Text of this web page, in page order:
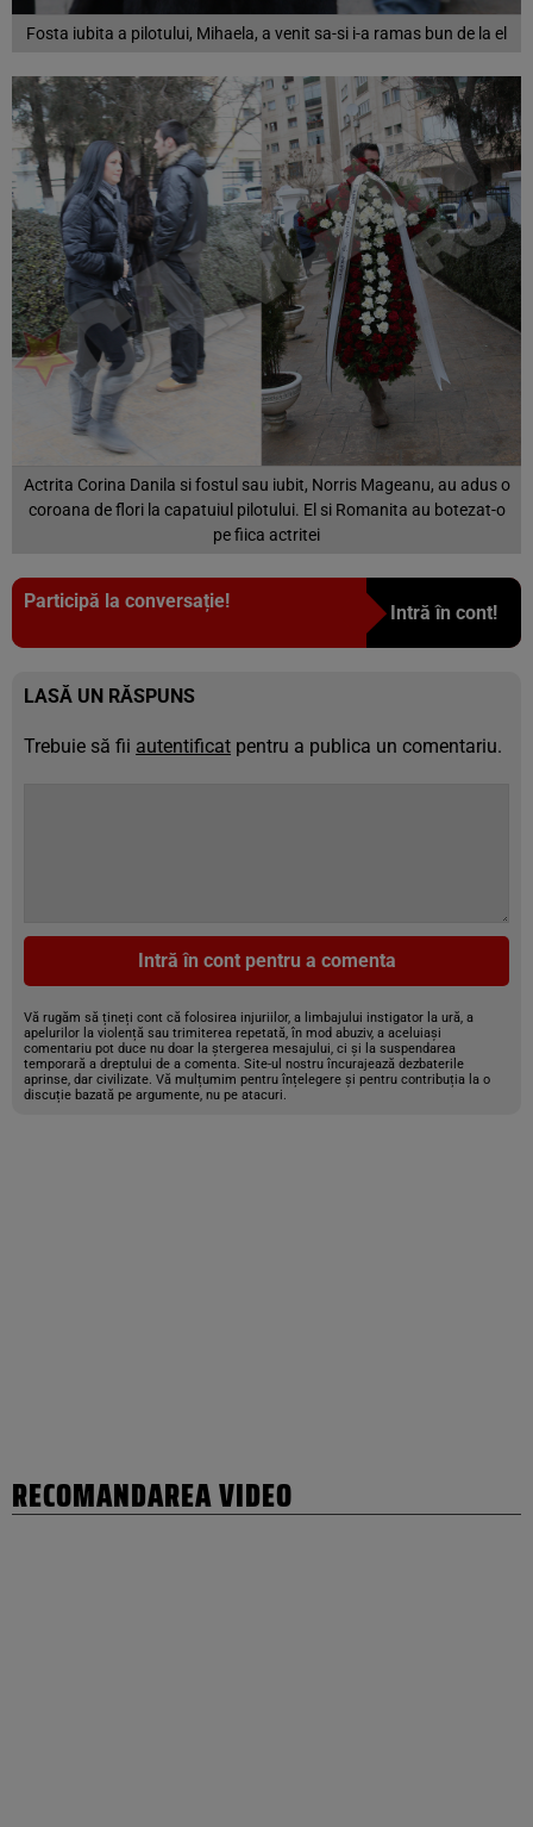
Fosta iubita a pilotului, Mihaela, a venit sa-si i-a ramas bun de la el
Actrita Corina Danila si fostul sau iubit, Norris Mageanu, au adus o
coroana de flori la capatuiul pilotului. El si Romanita au botezat-o
pe fiica actritei
Participă la conversație!
Intră în cont!
LASĂ UN RĂSPUNS
Trebuie să fii autentificat pentru a publica un comentariu.
Intră în cont pentru a comenta
Vă rugăm să țineți cont că folosirea injuriilor, a limbajului instigator la ură, a
apelurilor la violență sau trimiterea repetată, în mod abuziv, a aceluiași
comentariu pot duce nu doar la ștergerea mesajului, ci și la suspendarea
temporară a dreptului de a comenta. Site-ul nostru încurajează dezbaterile
aprinse, dar civilizate. Vă mulțumim pentru înțelegere și pentru contribuția la o
discuție bazată pe argumente, nu pe atacuri.
RECOMANDAREA VIDEO